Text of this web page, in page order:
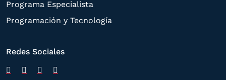
Programa Especialista
Programación y Tecnología
Redes Sociales